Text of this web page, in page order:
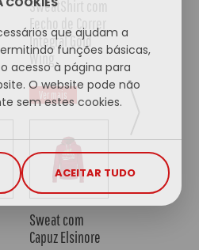
que ajudam a
funções básicas,
acesso à página para
O website pode não
sem estes cookies.
ACEITAR TUDO
SweatShirt com
Fecho de Correr
Integral Gold
Wing
Ver mais
Sweat com
Capuz Elsinore